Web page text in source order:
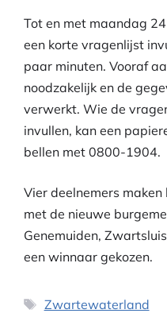
Tot en met maandag
een korte vragenlijst
paar minuten. Vooraf
noodzakelijk en de
verwerkt. Wie de
invullen, kan een
bellen met 0800-1904.
Vier deelnemers
met de nieuwe
Genemuiden,
een winnaar gekozen.
Tags
Zwartewaterland